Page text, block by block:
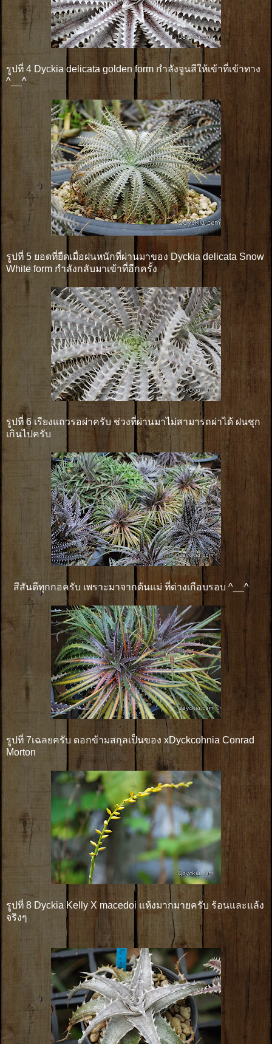
รูปที่ 4 Dyckia delicata golden form กำลังจูนสีให้เข้าที่เข้าทาง
^__^
รูปที่ 5 ยอดที่ยืดเมื่อฝนหนักที่ผ่านมาของ Dyckia delicata Snow
White form กำลังกลับมาเข้าที่อีกครั้ง
รูปที่ 6 เรียงแถวรอผ่าครับ ช่วงที่ผ่านมาไม่สามารถผ่าได้ ฝนชุก
เกินไปครับ
สีสันดีทุกกอครับ เพราะมาจากต้นแม่ ที่ด่างเกือบรอบ ^__^
รูปที่ 7เฉลยครับ ดอกข้ามสกุลเป็นของ xDyckcohnia Conrad
Morton
รูปที่ 8 Dyckia Kelly X macedoi แห้งมากมายครับ ร้อนและแล้ง
จริงๆ